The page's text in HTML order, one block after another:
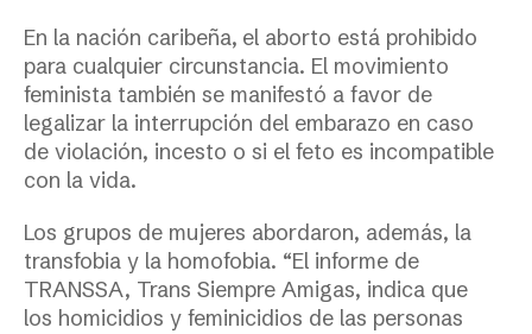
En la nación caribeña, el aborto está prohibido
para cualquier circunstancia. El movimiento
feminista también se manifestó a favor de
legalizar la interrupción del embarazo en caso
de violación, incesto o si el feto es incompatible
con la vida.
Los grupos de mujeres abordaron, además, la
transfobia y la homofobia. “El informe de
TRANSSA, Trans Siempre Amigas, indica que
los homicidios y feminicidios de las personas